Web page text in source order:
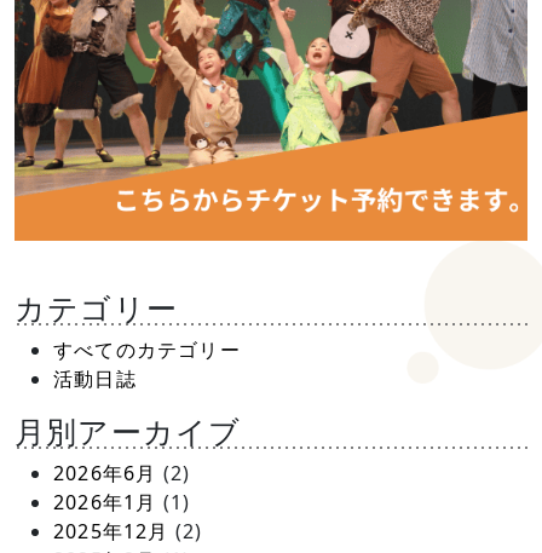
カテゴリー
すべてのカテゴリー
活動日誌
月別アーカイブ
2026年6月 (2)
2026年1月 (1)
2025年12月 (2)